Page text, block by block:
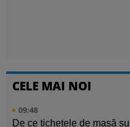
CELE MAI NOI
09:48
De ce tichetele de masă